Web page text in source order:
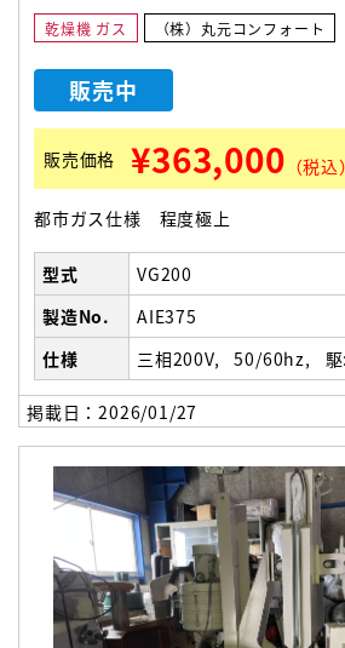
乾燥機 ガス （株）丸元コンフォート
販売中
販売価格 ¥363,000 （税込）
都市ガス仕様 程度極上
型式
VG200
製造No.
AIE375
仕様
三相200V 50/60hz
掲載日：2026/01/27